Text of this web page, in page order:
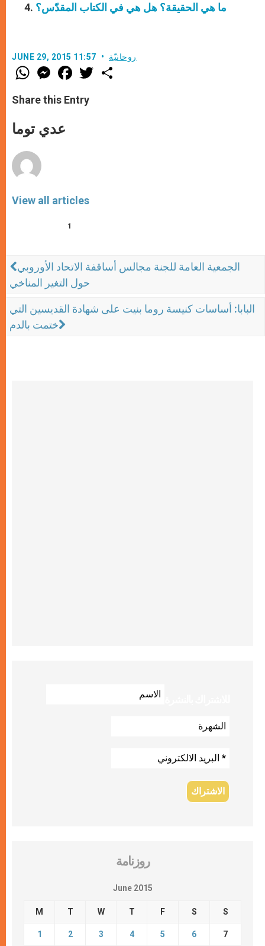
ما هي الحقيقة؟ هل هي في الكتاب المقدّس؟
JUNE 29, 2015 11:57 روحانيّة
W
h
t
s
p
p
M
e
s
e
g
e
F
a
e
b
w
Share this Entry
عدي توما
View all articles
1
الجمعية العامة للجنة مجالس أساقفة الاتحاد الأوروبي
حول التغير المناخي
البابا: أساسات كنيسة روما بنيت على شهادة القديسين التي
ختمت بالدم
روزنامة
June 2015
M T W T F S S
1 2 3 4 5 6 7